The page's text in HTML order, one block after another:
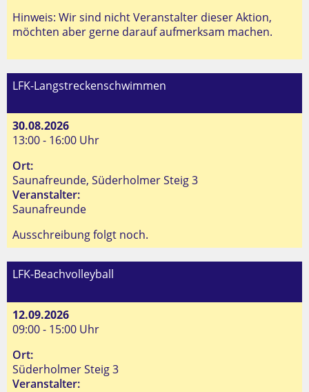
Hinweis: Wir sind nicht Veranstalter dieser Aktion,
möchten aber gerne darauf aufmerksam machen.
LFK-Langstreckenschwimmen
30.08.2026
13:00 - 16:00 Uhr
Ort:
Saunafreunde, Süderholmer Steig 3
Veranstalter:
Saunafreunde
Ausschreibung folgt noch.
LFK-Beachvolleyball
12.09.2026
09:00 - 15:00 Uhr
Ort:
Süderholmer Steig 3
Veranstalter: